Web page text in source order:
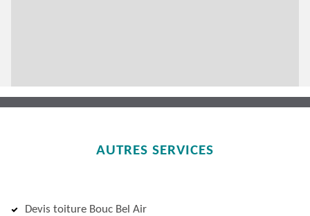
AUTRES SERVICES
Devis toiture Bouc Bel Air